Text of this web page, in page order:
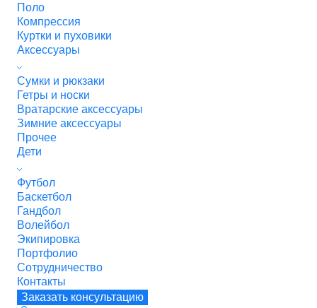
Поло
Компрессия
Куртки и пуховики
Аксессуары
Сумки и рюкзаки
Гетры и носки
Вратарские аксессуары
Зимние аксессуары
Прочее
Дети
Футбол
Баскетбол
Гандбол
Волейбол
Экипировка
Портфолио
Сотрудничество
Контакты
Заказать консультацию